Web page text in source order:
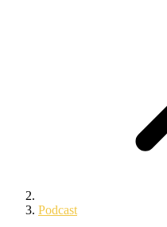
Podcast